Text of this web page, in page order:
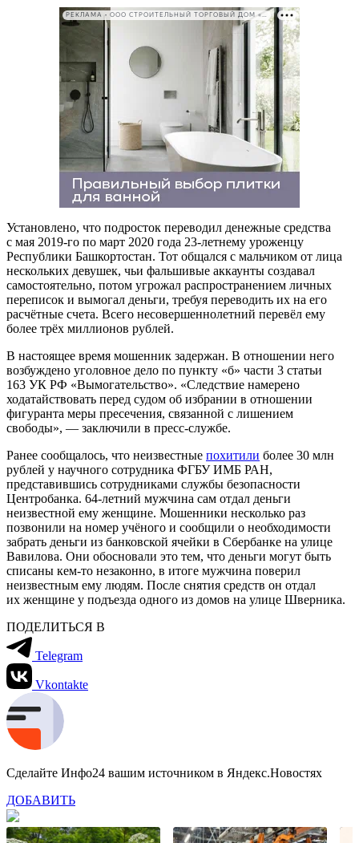
РЕКЛАМА • ООО СТРОИТЕЛЬНЫЙ ТОРГОВЫЙ ДОМ «ПЕТРОВИЧ». ИНН: 7802348846
Установлено, что подросток переводил денежные средства
с мая 2019-го по март 2020 года 23-летнему уроженцу
Республики Башкортостан. Тот общался с мальчиком от лица
нескольких девушек, чьи фальшивые аккаунты создавал
самостоятельно, потом угрожал распространением личных
переписок и вымогал деньги, требуя переводить их на его
расчётные счета. Всего несовершеннолетний перевёл ему
более трёх миллионов рублей.
В настоящее время мошенник задержан. В отношении него
возбуждено уголовное дело по пункту «б» части 3 статьи
163 УК РФ «Вымогательство». «Следствие намерено
ходатайствовать перед судом об избрании в отношении
фигуранта меры пресечения, связанной с лишением
свободы», — заключили в пресс-службе.
Ранее сообщалось, что неизвестные похитили более 30 млн
рублей у научного сотрудника ФГБУ ИМБ РАН,
представившись сотрудниками службы безопасности
Центробанка. 64-летний мужчина сам отдал деньги
неизвестной ему женщине. Мошенники несколько раз
позвонили на номер учёного и сообщили о необходимости
забрать деньги из банковской ячейки в Сбербанке на улице
Вавилова. Они обосновали это тем, что деньги могут быть
списаны кем-то незаконно, в итоге мужчина поверил
неизвестным ему людям. После снятия средств он отдал
их женщине у подъезда одного из домов на улице Шверника.
ПОДЕЛИТЬСЯ В
Telegram
Vkontakte
Сделайте Инфо24 вашим источником в Яндекс.Новостях
ДОБАВИТЬ